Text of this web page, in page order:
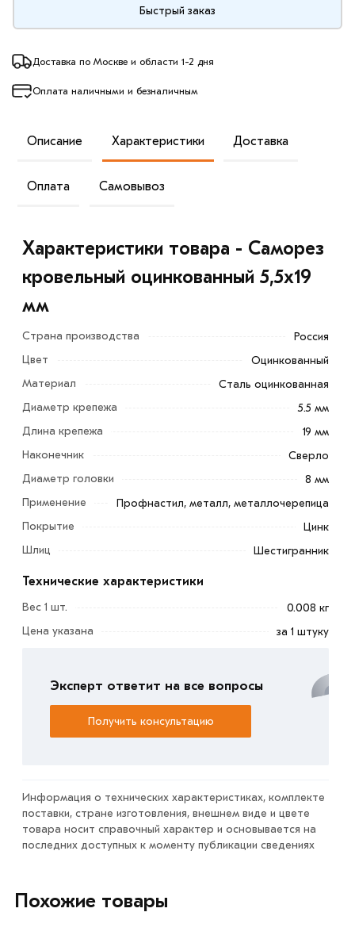
Быстрый заказ
Доставка по Москве и области 1-2 дня
Оплата наличными и безналичным
Описание Характеристики Доставка
Оплата Самовывоз
Для крепления кровельных материалов применяется
саморез кровельный оцинкованный 5,5х19 мм. Он
защиты соединения от негативных природных
воздействий.
Благодаря специальной шайбе с резиновой прокладкой
отверстие. От коррозии саморез для крыши защищает
цинковое покрытие.
Условия доставки и цены на товар Саморез кровельный
свяжутся с Вами для согласования условий доставки
или самовывоза.
купленного товарa в течение 7 дней (наличие чека
Характеристики товара - Саморез
кровельный оцинкованный 5,5х19
мм
Страна производства
Россия
Цвет
Оцинкованный
Материал
Сталь оцинкованная
Диаметр крепежа
5.5 мм
Длина крепежа
19 мм
Наконечник
Сверло
Диаметр головки
8 мм
Применение
Профнастил, металл, металлочерепица
Покрытие
Цинк
Шлиц
Шестигранник
Технические характеристики
Вес 1 шт.
0.008 кг
Цена указана
за 1 штуку
Эксперт ответит на все вопросы
Получить консультацию
Информация о технических характеристиках, комплекте
поставки, стране изготовления, внешнем виде и цвете
товара носит справочный характер и основывается на
последних доступных к моменту публикации сведениях
Похожие товары